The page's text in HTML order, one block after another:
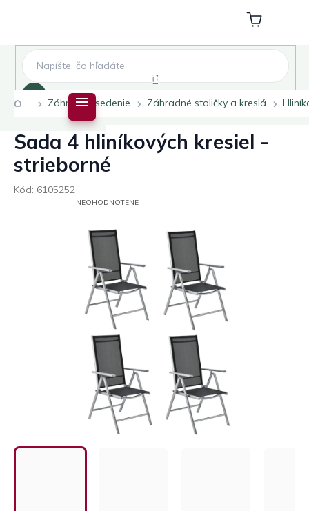
Nákupný
košík
DomovZáhradné sedenie Záhradné stoličky a kreslá
Sada 4 hliníkových kresiel -
strieborné
Kód: 6105252
PRIEMERNÉNEOHODNOTENÉ